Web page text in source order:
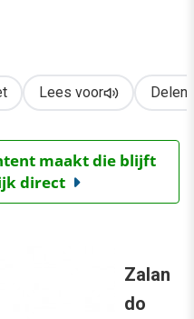
Lees voor Delen
maakt die blijft
direct
Zalan
do